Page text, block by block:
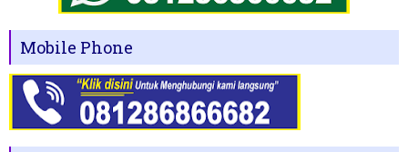
Mobile Phone